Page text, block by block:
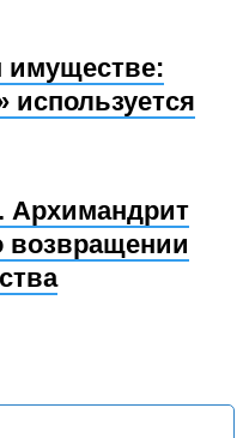
имуществе:
используется
Архимандрит
возвращении